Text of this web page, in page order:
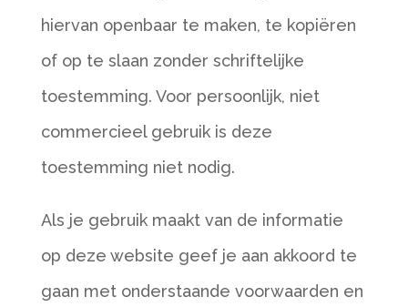
hiervan openbaar te maken, te kopiëren
of op te slaan zonder schriftelijke
toestemming. Voor persoonlijk, niet
commercieel gebruik is deze
toestemming niet nodig.
Als je gebruik maakt van de informatie
op deze website geef je aan akkoord te
gaan met onderstaande voorwaarden en